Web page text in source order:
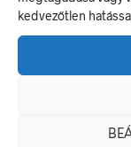
kedvezőtlen
És Hogyan
Céges
A Biztonságos
A